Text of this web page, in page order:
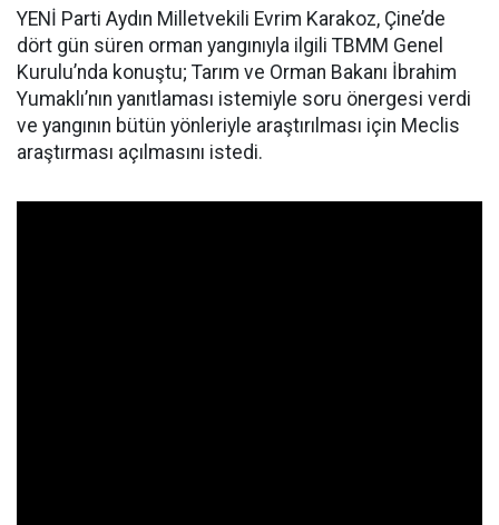
YENİ Parti Aydın Milletvekili Evrim Karakoz, Çine’de
dört gün süren orman yangınıyla ilgili TBMM Genel
Kurulu’nda konuştu; Tarım ve Orman Bakanı İbrahim
Yumaklı’nın yanıtlaması istemiyle soru önergesi verdi
ve yangının bütün yönleriyle araştırılması için Meclis
araştırması açılmasını istedi.